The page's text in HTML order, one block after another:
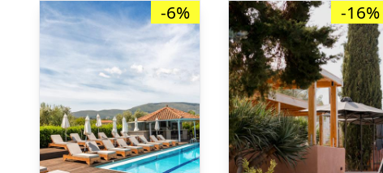
-6% -16%